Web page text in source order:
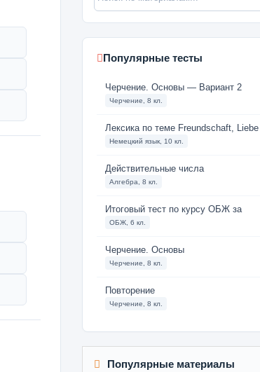
Популярные тесты
Черчение. Основы — Вариант 2
Черчение, 8 кл.
Лексика по теме Freundschaft, Liebe
Немецкий язык, 10 кл.
Действительные числа
Алгебра, 8 кл.
Итоговый тест по курсу ОБЖ за
ОБЖ, 6 кл.
Черчение. Основы
Черчение, 8 кл.
Повторение
Черчение, 8 кл.
Популярные материалы